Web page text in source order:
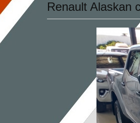
Renault Alaskan